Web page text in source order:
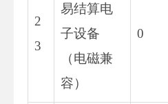
2
3
易结算电
子设备
（电磁兼
容）
0